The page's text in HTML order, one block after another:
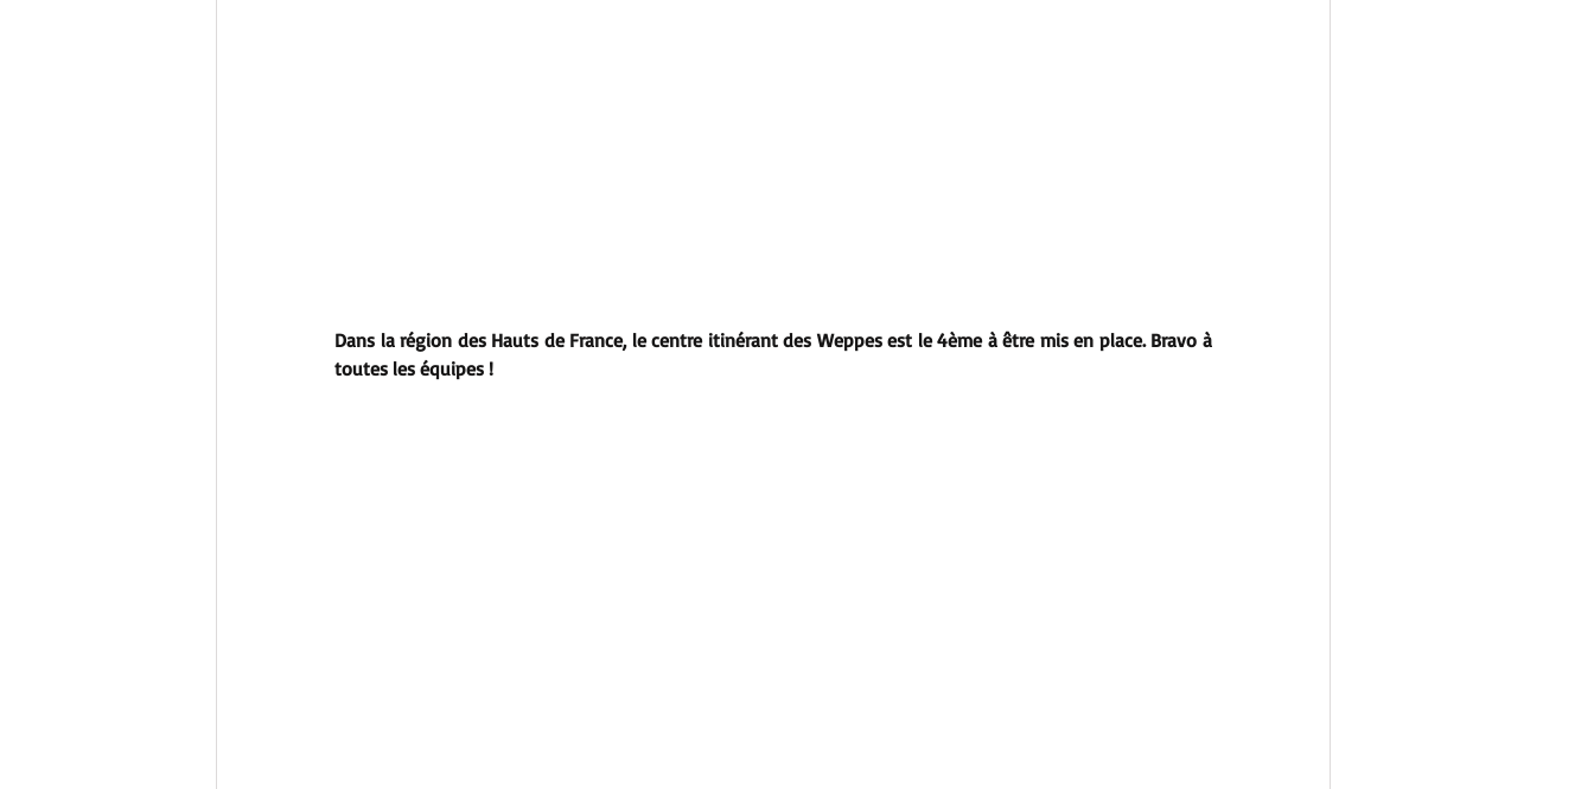
Dans la région des Hauts de France, le centre itinérant des Weppes est le 4ème à être mis en place. Bravo à
toutes les équipes !